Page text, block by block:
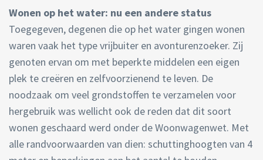
Wonen op het water: nu een andere status
Toegegeven, degenen die op het water gingen wonen
waren vaak het type vrijbuiter en avonturenzoeker. Zij
genoten ervan om met beperkte middelen een eigen
plek te creëren en zelfvoorzienend te leven. De
noodzaak om veel grondstoffen te verzamelen voor
hergebruik was wellicht ook de reden dat dit soort
wonen geschaard werd onder de Woonwagenwet. Met
alle randvoorwaarden van dien: schuttinghoogten van 4